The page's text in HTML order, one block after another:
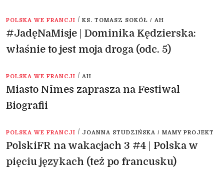
POLSKA WE FRANCJI / KS. TOMASZ SOKÓŁ / AH
#JadęNaMisje | Dominika Kędzierska:
właśnie to jest moja droga (odc. 5)
POLSKA WE FRANCJI / AH
Miasto Nîmes zaprasza na Festiwal
Biografii
POLSKA WE FRANCJI / JOANNA STUDZIŃSKA / MAMY PROJEKT
PolskiFR na wakacjach 3 #4 | Polska w
pięciu językach (też po francusku)